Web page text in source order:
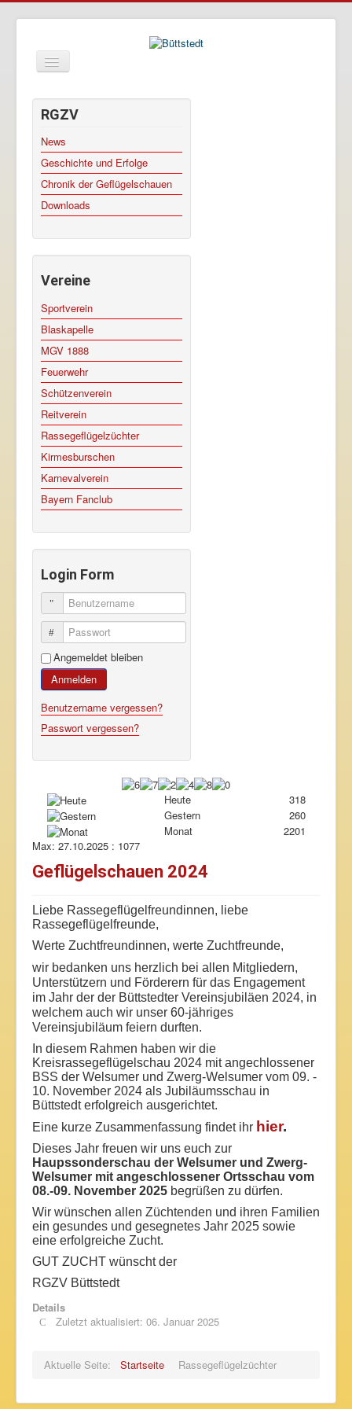
Toggle
Navigation
Büttstedt
Gemeinde
Kirche
Tourismus
Wirtschaft
Impressum
RGZV
News
Geschichte und Erfolge
Chronik der Geflügelschauen
Downloads
Vereine
Sportverein
Blaskapelle
MGV 1888
Feuerwehr
Schützenverein
Reitverein
Rassegeflügelzüchter
Kirmesburschen
Karnevalverein
Bayern Fanclub
Login Form
Benutzername
Passwort
Angemeldet bleiben
Anmelden
Benutzername vergessen?
Passwort vergessen?
Heute
318
Gestern
260
Monat
2201
Max: 27.10.2025 : 1077
Geflügelschauen 2024
Liebe Rassegeflügelfreundinnen, liebe
Rassegeflügelfreunde,
Werte Zuchtfreundinnen, werte Zuchtfreunde,
wir bedanken uns herzlich bei allen Mitgliedern,
Unterstützern und Förderern für das Engagement
im Jahr der der Büttstedter Vereinsjubiläen 2024, in
welchem auch wir unser 60-jähriges
Vereinsjubiläum feiern durften.
In diesem Rahmen haben wir die
Kreisrassegeflügelschau 2024 mit angechlossener
BSS der Welsumer und Zwerg-Welsumer vom 09. -
10. November 2024 als Jubiläumsschau in
Büttstedt erfolgreich ausgerichtet.
Eine kurze Zusammenfassung findet ihr hier.
Dieses Jahr freuen wir uns euch zur
Haupssonderschau der Welsumer und Zwerg-
Welsumer mit angeschlossener Ortsschau vom
08.-09. November 2025 begrüßen zu dürfen.
Wir wünschen allen Züchtenden und ihren Familien
ein gesundes und gesegnetes Jahr 2025 sowie
eine erfolgreiche Zucht.
GUT ZUCHT wünscht der
RGZV Büttstedt
Details
Zuletzt aktualisiert: 06. Januar 2025
Aktuelle Seite: Startseite Rassegeflügelzüchter